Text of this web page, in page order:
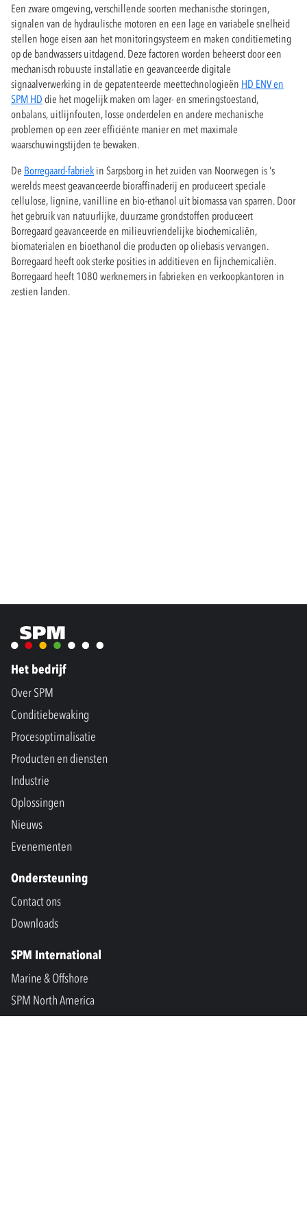
Een zware omgeving, verschillende soorten mechanische storingen,
signalen van de hydraulische motoren en een lage en variabele snelheid
stellen hoge eisen aan het monitoringsysteem en maken conditiemeting
op de bandwassers uitdagend. Deze factoren worden beheerst door een
mechanisch robuuste installatie en geavanceerde digitale
signaalverwerking in de gepatenteerde meettechnologieën HD ENV en
SPM HD die het mogelijk maken om lager- en smeringstoestand,
onbalans, uitlijnfouten, losse onderdelen en andere mechanische
problemen op een zeer efficiënte manier en met maximale
waarschuwingstijden te bewaken.
De Borregaard-fabriek in Sarpsborg in het zuiden van Noorwegen is 's
werelds meest geavanceerde bioraffinaderij en produceert speciale
cellulose, lignine, vanilline en bio-ethanol uit biomassa van sparren. Door
het gebruik van natuurlijke, duurzame grondstoffen produceert
Borregaard geavanceerde en milieuvriendelijke biochemicaliën,
biomaterialen en bioethanol die producten op oliebasis vervangen.
Borregaard heeft ook sterke posities in additieven en fijnchemicaliën.
Borregaard heeft 1080 werknemers in fabrieken en verkoopkantoren in
zestien landen.
Het bedrijf
Over SPM
Conditiebewaking
Procesoptimalisatie
Producten en diensten
Industrie
Oplossingen
Nieuws
Evenementen
Ondersteuning
Contact ons
Downloads
SPM International
Marine & Offshore
SPM North America